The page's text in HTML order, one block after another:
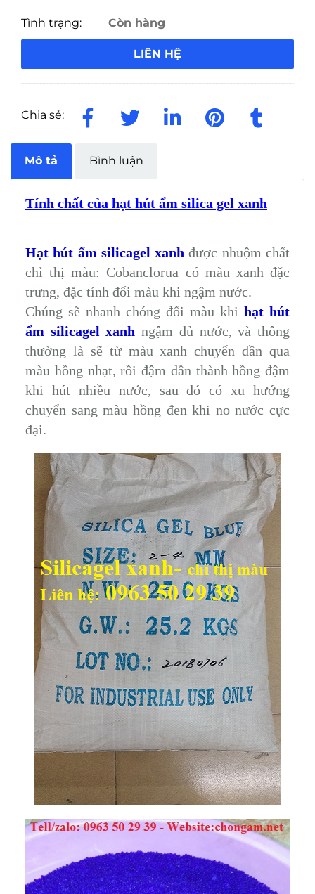
Tình trạng: Còn hàng
LIÊN HỆ
Chia sẻ:
Mô tả Bình luận
Tính chất của hạt hút ẩm silica gel xanh
Hạt hút ẩm silicagel xanh được nhuộm chất
chỉ thị màu: Cobanclorua có màu xanh đặc
trưng, đặc tính đổi màu khi ngậm nước.
Chúng sẽ nhanh chóng đổi màu khi hạt hút
ẩm silicagel xanh ngậm đủ nước, và thông
thường là sẽ từ màu xanh chuyển dần qua
màu hồng nhạt, rồi đậm dần thành hồng đậm
khi hút nhiều nước, sau đó có xu hướng
chuyển sang màu hồng đen khi no nước cực
đại.